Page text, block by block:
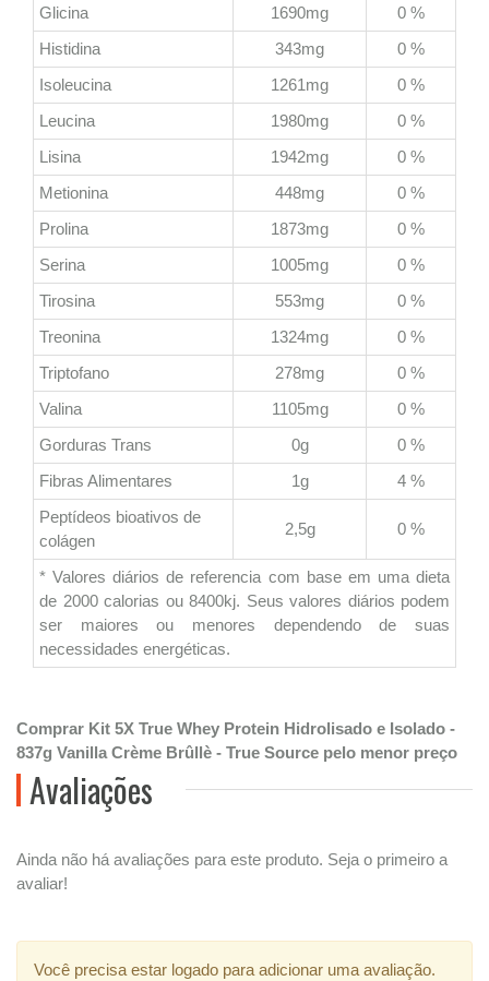
Glicina
1690mg
0 %
Histidina
343mg
0 %
Isoleucina
1261mg
0 %
Leucina
1980mg
0 %
Lisina
1942mg
0 %
Metionina
448mg
0 %
Prolina
1873mg
0 %
Serina
1005mg
0 %
Tirosina
553mg
0 %
Treonina
1324mg
0 %
Triptofano
278mg
0 %
Valina
1105mg
0 %
Gorduras Trans
0g
0 %
Fibras Alimentares
1g
4 %
Peptídeos bioativos de
colágen
2,5g 0 %
* Valores diários de referencia com base em uma dieta
de 2000 calorias ou 8400kj. Seus valores diários podem
ser maiores ou menores dependendo de suas
necessidades energéticas.
Comprar Kit 5X True Whey Protein Hidrolisado e Isolado -
837g Vanilla Crème Brûllè - True Source pelo menor preço
Avaliações
Ainda não há avaliações para este produto. Seja o primeiro a
avaliar!
Você precisa estar logado para adicionar uma avaliação.